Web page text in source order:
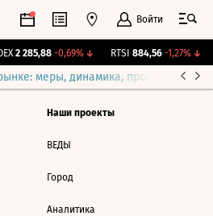
Войти
2 285,88 -0,69%↓ RTSI 884,56 -1,27%↓
меры, динамика, прогнозы
Наши проекты
ВЕДЫ
Город
Аналитика